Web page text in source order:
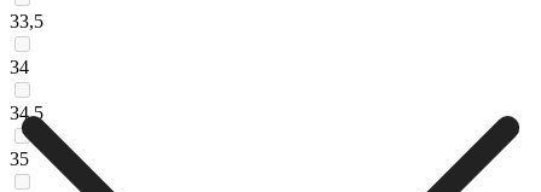
33,5
34
34,5
35